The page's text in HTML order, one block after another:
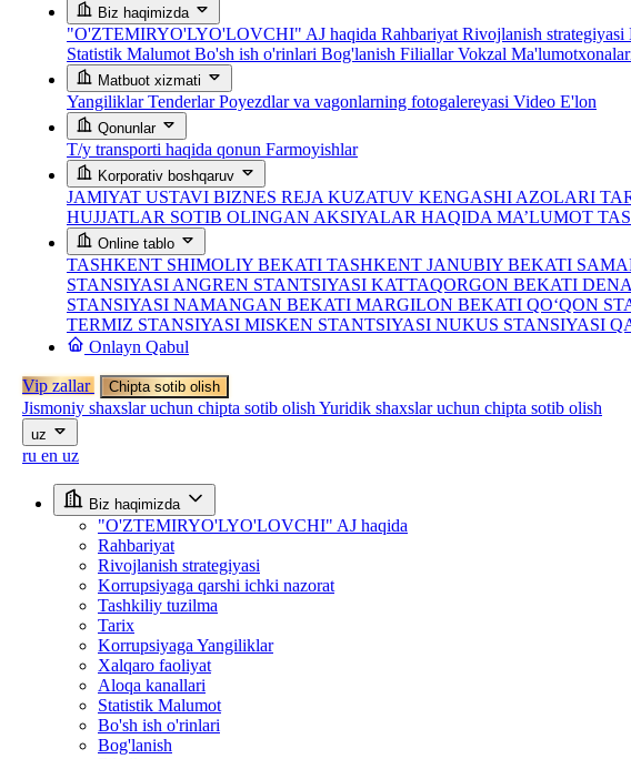
Biz haqimizda
"O'ZTEMIRYO'LYO'LOVCHI" AJ haqida Rahbariyat Rivojlanish strategiyasi
Statistik Malumot Bo'sh ish o'rinlari Bog'lanish FiliallarVokzal
Matbuot xizmati
YangiliklarTenderlarPoyezdlar va vagonlarning fotogalereyasi Video E'lon
Qonunlar
T/y transporti haqida qonun Farmoyishlar
Korporativ boshqaruv
JAMIYAT USTAVI BIZNES REJA KUZATUV KENGASHI AZOLARI
HUJJATLAR SOTIB OLINGAN AKSIYALAR HAQIDA MA’LUMOT
Online tablo
TASHKENT SHIMOLIY BEKATI TASHKENT JANUBIY BEKATI
STANSIYASI ANGREN STANTSIYASI KATTAQORGON BEKATI
STANSIYASI NAMANGAN BEKATI MARGILON BEKATI QO‘QON
TERMIZ STANSIYASI MISKEN STANTSIYASI NUKUS STANSIYASI
Onlayn Qabul
Vip zallar Chipta sotib olish
Jismoniy shaxslar uchun chipta sotib olish Yuridik shaxslar uchun chipta sotib olish
uz
ru en uz
Biz haqimizda
"O'ZTEMIRYO'LYO'LOVCHI" AJ haqida
Rahbariyat
Rivojlanish strategiyasi
Korrupsiyaga qarshi ichki nazorat
Tashkiliy tuzilma
Tarix
Korrupsiyaga Yangiliklar
Xalqaro faoliyat
Aloqa kanallari
Statistik Malumot
Bo'sh ish o'rinlari
Bog'lanish